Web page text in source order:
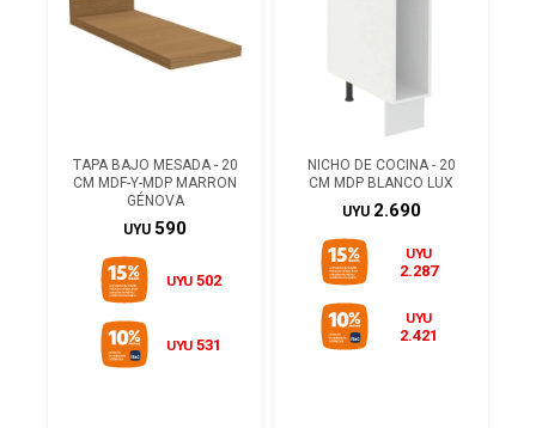
TAPA BAJO MESADA - 20
CM MDF-Y-MDP MARRON
GÉNOVA
UYU 590
UYU 502
UYU 531
NICHO DE COCINA - 20
CM MDP BLANCO LUX
UYU 2.690
UYU
2.287
UYU
2.421